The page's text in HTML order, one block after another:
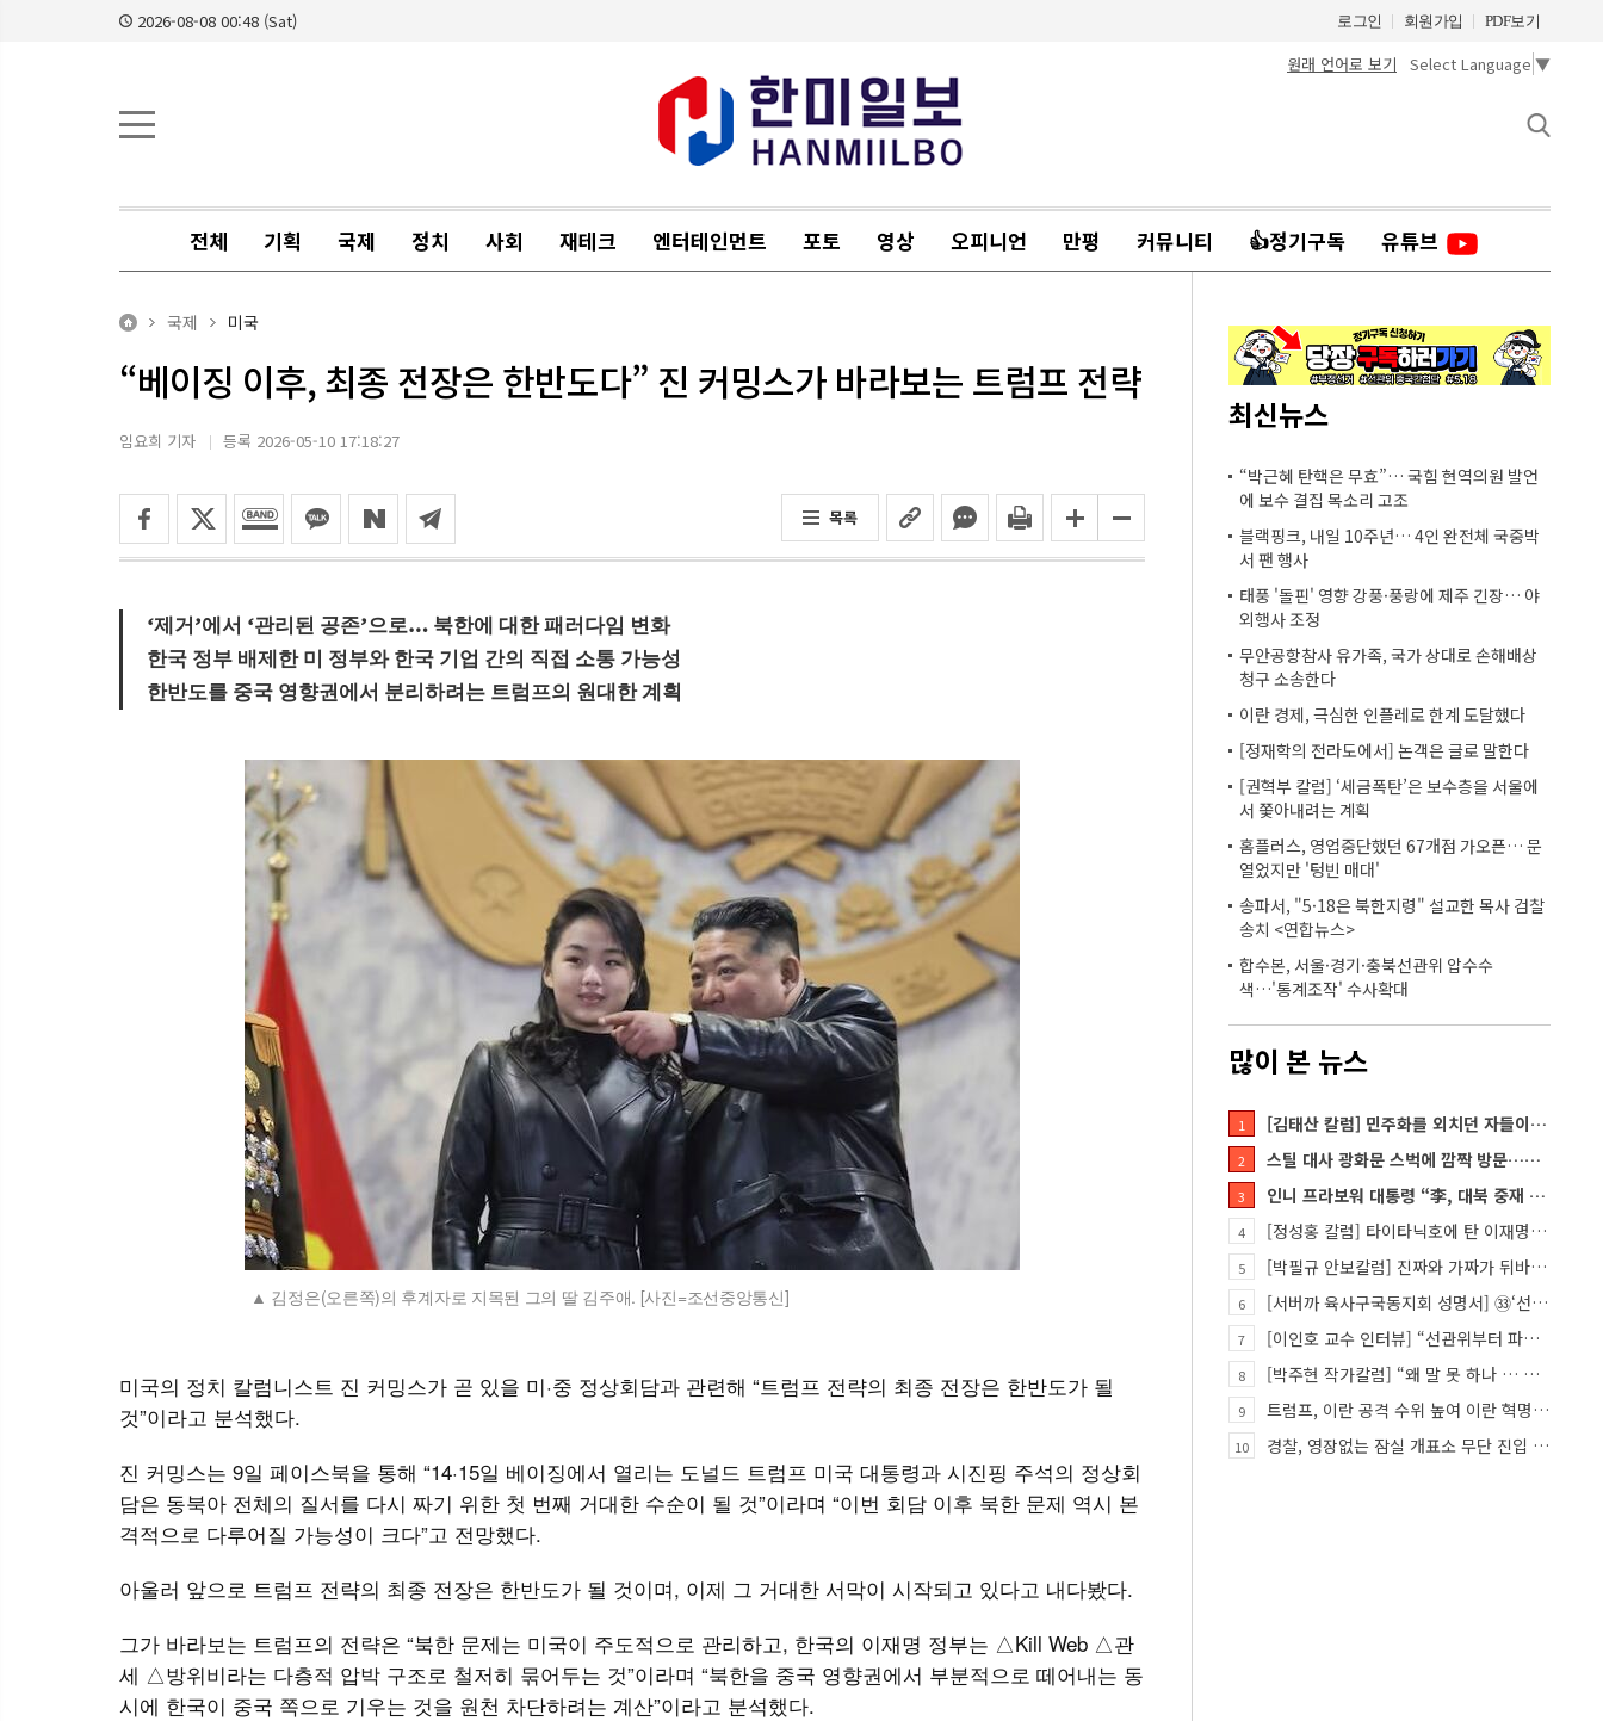
2026-08-08 00:48 (Sat) 로그인 회원가입 PDF보기
원래 언어로 보기 Select Language ▼
전체 기획 국제 정치 사회 재테크 엔터테인먼트 포토 영상 오피니언 만평 커뮤니티 👍정기구독 유튜브
국제 미국
“베이징 이후, 최종 전장은 한반도다” 진 커밍스가 바라보는 트럼프 전략
임요희 기자 등록 2026-05-10 17:18:27
목록
‘제거’에서 ‘관리된 공존’으로… 북한에 대한 패러다임 변화
한국 정부 배제한 미 정부와 한국 기업 간의 직접 소통 가능성
한반도를 중국 영향권에서 분리하려는 트럼프의 원대한 계획
김정은(오른쪽)의 후계자로 지목된 그의 딸 김주애. [사진=조선중앙통신]
미국의 정치 칼럼니스트 진 커밍스가 곧 있을 미·중 정상회담과 관련해 “트럼프 전략의 최종 전장은 한반도가 될
것”이라고 분석했다.
진 커밍스는 9일 페이스북을 통해 “14·15일 베이징에서 열리는 도널드 트럼프 미국 대통령과 시진핑 주석의 정상회
담은 동북아 전체의 질서를 다시 짜기 위한 첫 번째 거대한 수순이 될 것”이라며 “이번 회담 이후 북한 문제 역시 본
격적으로 다루어질 가능성이 크다”고 전망했다.
아울러 앞으로 트럼프 전략의 최종 전장은 한반도가 될 것이며, 이제 그 거대한 서막이 시작되고 있다고 내다봤다.
그가 바라보는 트럼프의 전략은 “북한 문제는 미국이 주도적으로 관리하고, 한국의 이재명 정부는 △Kill Web △관
세 △방위비라는 다층적 압박 구조로 철저히 묶어두는 것”이라며 “북한을 중국 영향권에서 부분적으로 떼어내는 동
시에 한국이 중국 쪽으로 기우는 것을 원천 차단하려는 계산”이라고 분석했다.
최신뉴스
“박근혜 탄핵은 무효”… 국힘 현역의원 발언
에 보수 결집 목소리 고조
블랙핑크, 내일 10주년… 4인 완전체 국중박
서 팬 행사
태풍 '돌핀' 영향 강풍·풍랑에 제주 긴장… 야
외행사 조정
무안공항참사 유가족, 국가 상대로 손해배상
청구 소송한다
이란 경제, 극심한 인플레로 한계 도달했다
[정재학의 전라도에서] 논객은 글로 말한다
[권혁부 칼럼] ‘세금폭탄’은 보수층을 서울에
서 쫓아내려는 계획
홈플러스, 영업중단했던 67개점 가오픈… 문
열었지만 '텅빈 매대'
송파서, "5·18은 북한지령" 설교한 목사 검찰
송치 <연합뉴스>
합수본, 서울·경기·충북선관위 압수수
색…'통계조작' 수사확대
많이 본 뉴스
1 [김태산 칼럼] 민주화를 외치던 자들이 대한민국의 적이고 간첩이었다
2 스틸 대사 광화문 스벅에 깜짝 방문…메시지?
3 인니 프라보워 대통령 “李, 대북 중재 요청했다”
4 [정성홍 칼럼] 타이타닉호에 탄 이재명 정권
5 [박필규 안보칼럼] 진짜와 가짜가 뒤바뀐 혼돈의 시대, 안보 파탄은 막아야
6 [서버까 육사구국동지회 성명서] ㉝‘선관위 특검’은 ‘부정선거 특검’으로 명명하고 박주현 변호사를 ‘특검…
7 [이인호 교수 인터뷰] “선관위부터 파고들어야…책임자 직접 고발하라”
8 [박주현 작가칼럼] “왜 말 못 하나 … 경기도 재정 파탄의 진짜 원인을”
9 트럼프, 이란 공격 수위 높여 이란 혁명 가능성 열어
10 경찰, 영장없는 잠실 개표소 무단 진입 홀로 막은 ‘올다르크’ 불구속 송치